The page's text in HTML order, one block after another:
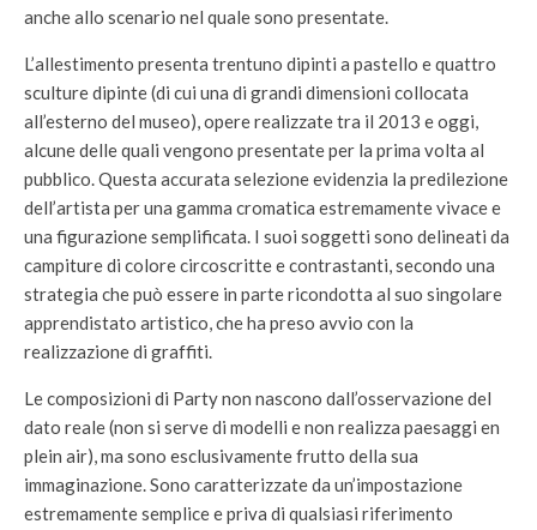
anche allo scenario nel quale sono presentate.
L’allestimento presenta trentuno dipinti a pastello e quattro
sculture dipinte (di cui una di grandi dimensioni collocata
all’esterno del museo), opere realizzate tra il 2013 e oggi,
alcune delle quali vengono presentate per la prima volta al
pubblico. Questa accurata selezione evidenzia la predilezione
dell’artista per una gamma cromatica estremamente vivace e
una figurazione semplificata. I suoi soggetti sono delineati da
campiture di colore circoscritte e contrastanti, secondo una
strategia che può essere in parte ricondotta al suo singolare
apprendistato artistico, che ha preso avvio con la
realizzazione di graffiti.
Le composizioni di Party non nascono dall’osservazione del
dato reale (non si serve di modelli e non realizza paesaggi en
plein air), ma sono esclusivamente frutto della sua
immaginazione. Sono caratterizzate da un’impostazione
estremamente semplice e priva di qualsiasi riferimento